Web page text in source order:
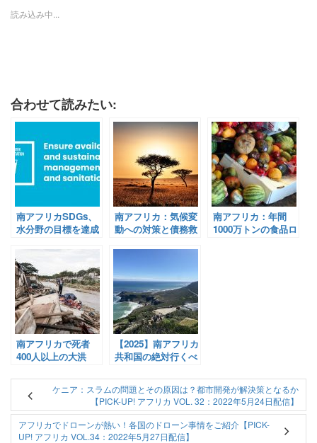
読み込み中...
合わせて読みたい:
南アフリカSDGs、
水分野の目標を達成
【Pick-Up! アフリ
カ Vol. 144：2021年
4月2日配信】
南アフリカ：気候変
動への対策と債務救
エネルギーへの取り
組み【Pick-Up! ア
フリカ Vol. 215：
2021年9月14日配
信】
南アフリカ：年間
1000万トンの食品ロ
南アフリカで死者
400人以上の大洪
は？【Pick-Up! ア
フリカ Vol. 28：
2022年4月27日配
信】
【2025】南アフリカ
共和国の絶対行くべ
観光都市６選！観光
地もご紹介！
ケニア：スラムの問題とその原因は？都市開発が解決策となるか
【PICK-UP! アフリカ VOL. 32：2022年5月24日配信】
アフリカでドローンが熱い！各国のドローン事情をご紹介【PICK-
UP! アフリカ VOL.34：2022年5月27日配信】